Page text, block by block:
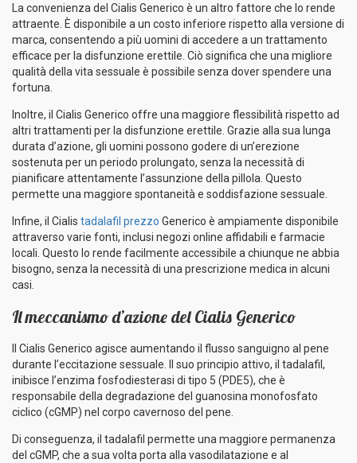
La convenienza del Cialis Generico è un altro fattore che lo rende
attraente. È disponibile a un costo inferiore rispetto alla versione di
marca, consentendo a più uomini di accedere a un trattamento
efficace per la disfunzione erettile. Ciò significa che una migliore
qualità della vita sessuale è possibile senza dover spendere una
fortuna.
Inoltre, il Cialis Generico offre una maggiore flessibilità rispetto ad
altri trattamenti per la disfunzione erettile. Grazie alla sua lunga
durata d’azione, gli uomini possono godere di un’erezione
sostenuta per un periodo prolungato, senza la necessità di
pianificare attentamente l’assunzione della pillola. Questo
permette una maggiore spontaneità e soddisfazione sessuale.
Infine, il Cialis tadalafil prezzo Generico è ampiamente disponibile
attraverso varie fonti, inclusi negozi online affidabili e farmacie
locali. Questo lo rende facilmente accessibile a chiunque ne abbia
bisogno, senza la necessità di una prescrizione medica in alcuni
casi.
Il meccanismo d’azione del Cialis Generico
Il Cialis Generico agisce aumentando il flusso sanguigno al pene
durante l’eccitazione sessuale. Il suo principio attivo, il tadalafil,
inibisce l’enzima fosfodiesterasi di tipo 5 (PDE5), che è
responsabile della degradazione del guanosina monofosfato
ciclico (cGMP) nel corpo cavernoso del pene.
Di conseguenza, il tadalafil permette una maggiore permanenza
del cGMP, che a sua volta porta alla vasodilatazione e al